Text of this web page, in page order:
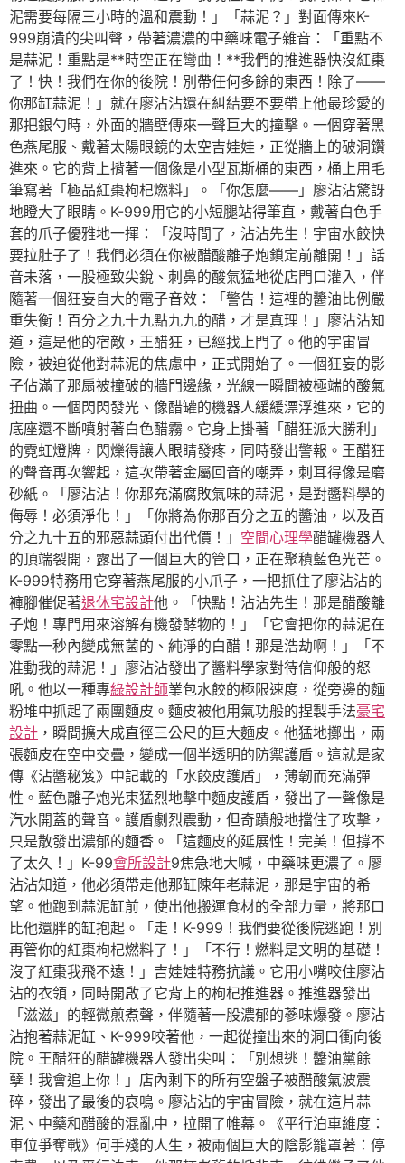
泥需要每隔三小時的溫和震動！」「蒜泥？」對面傳來K-
999崩潰的尖叫聲，帶著濃濃的中藥味電子雜音：「重點不
是蒜泥！重點是**時空正在彎曲！**我們的推進器快沒紅棗
了！快！我們在你的後院！別帶任何多餘的東西！除了——
你那缸蒜泥！」就在廖沾沾還在糾結要不要帶上他最珍愛的
那把銀勺時，外面的牆壁傳來一聲巨大的撞擊。一個穿著黑
色燕尾服、戴著太陽眼鏡的太空吉娃娃，正從牆上的破洞鑽
進來。它的背上揹著一個像是小型瓦斯桶的東西，桶上用毛
筆寫著「極品紅棗枸杞燃料」。「你怎麼——」廖沾沾驚訝
地瞪大了眼睛。K-999用它的小短腿站得筆直，戴著白色手
套的爪子優雅地一揮：「沒時間了，沾沾先生！宇宙水餃快
要拉肚子了！我們必須在你被醋酸離子炮鎖定前離開！」話
音未落，一股極致尖銳、刺鼻的酸氣猛地從店門口灌入，伴
隨著一個狂妄自大的電子音效：「警告！這裡的醬油比例嚴
重失衡！百分之九十九點九九的醋，才是真理！」廖沾沾知
道，這是他的宿敵，王醋狂，已經找上門了。他的宇宙冒
險，被迫從他對蒜泥的焦慮中，正式開始了。一個狂妄的影
子佔滿了那扇被撞破的牆門邊緣，光線一瞬間被極端的酸氣
扭曲。一個閃閃發光、像醋罐的機器人緩緩漂浮進來，它的
底座還不斷噴射著白色醋霧。它身上掛著「醋狂派大勝利」
的霓虹燈牌，閃爍得讓人眼睛發疼，同時發出警報。王醋狂
的聲音再次響起，這次帶著金屬回音的嘲弄，刺耳得像是磨
砂紙。「廖沾沾！你那充滿腐敗氣味的蒜泥，是對醬料學的
侮辱！必須淨化！」「你將為你那百分之五的醬油，以及百
分之九十五的邪惡蒜頭付出代價！」 空間心理學醋罐機器人
的頂端裂開，露出了一個巨大的管口，正在聚積藍色光芒。
K-999特務用它穿著燕尾服的小爪子，一把抓住了廖沾沾的
褲腳催促著退休宅設計他。「快點！沾沾先生！那是醋酸離
子炮！專門用來溶解有機發酵物的！」「它會把你的蒜泥在
零點一秒內變成無菌的、純淨的白醋！那是浩劫啊！」「不
准動我的蒜泥！」廖沾沾發出了醬料學家對待信仰般的怒
吼。他以一種專綠設計師業包水餃的極限速度，從旁邊的麵
粉堆中抓起了兩團麵皮。麵皮被他用氣功般的捏製手法豪宅
設計 ，瞬間擴大成直徑三公尺的巨大麵皮。他猛地擲出，兩
張麵皮在空中交疊，變成一個半透明的防禦護盾。這就是家
傳《沾醬秘笈》中記載的「水餃皮護盾」，薄韌而充滿彈
性。藍色離子炮光束猛烈地擊中麵皮護盾，發出了一聲像是
汽水開蓋的聲音。護盾劇烈震動，但奇蹟般地擋住了攻擊，
只是散發出濃郁的麵香。「這麵皮的延展性！完美！但撐不
了太久！」K-99會所設計9焦急地大喊，中藥味更濃了。廖
沾沾知道，他必須帶走他那缸陳年老蒜泥，那是宇宙的希
望。他跑到蒜泥缸前，使出他搬運食材的全部力量，將那口
比他還胖的缸抱起。「走！K-999！我們要從後院逃跑！別
再管你的紅棗枸杞燃料了！」「不行！燃料是文明的基礎！
沒了紅棗我飛不遠！」吉娃娃特務抗議。它用小嘴咬住廖沾
沾的衣領，同時開啟了它背上的枸杞推進器。推進器發出
「滋滋」的輕微煎煮聲，伴隨著一股濃郁的蔘味爆發。廖沾
沾抱著蒜泥缸、K-999咬著他，一起從撞出來的洞口衝向後
院。王醋狂的醋罐機器人發出尖叫：「別想逃！醬油黨餘
孽！我會追上你！」店內剩下的所有空盤子被醋酸氣波震
碎，發出了最後的哀鳴。廖沾沾的宇宙冒險，就在這片蒜
泥、中藥和醋酸的混亂中，拉開了帷幕。《平行泊車維度：
車位爭奪戰》何手殘的人生，被兩個巨大的陰影籠罩著：停